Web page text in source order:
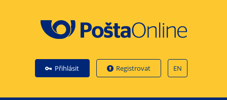
Přihlásit Registrovat EN